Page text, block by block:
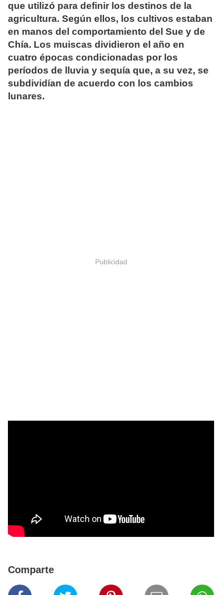
que utilizó para definir los destinos de la
agricultura. Según ellos, los cultivos estaban
en manos del comportamiento del Sue y de
Chía. Los muiscas dividieron el año en
cuatro épocas condicionadas por los
períodos de lluvia y sequía que, a su vez, se
subdividían de acuerdo con los cambios
lunares.
Publicidad
Comparte